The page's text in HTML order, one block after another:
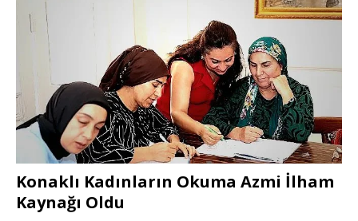
Konaklı Kadınların Okuma Azmi İlham
Kaynağı Oldu